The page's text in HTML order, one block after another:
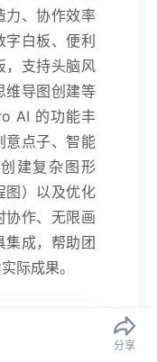
分享
力、协作效率
白板、便利
，支持头脑风
维导图创建等
AI 的功能丰
意点子、智能
建复杂图形
图）以及优化
协作、无限画
集成，帮助团
际成果。